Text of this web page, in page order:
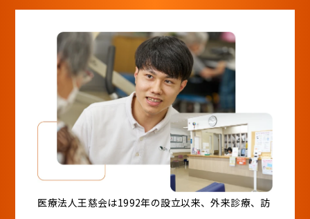
医療法人王慈会は1992年の設立以来、外来診療、訪